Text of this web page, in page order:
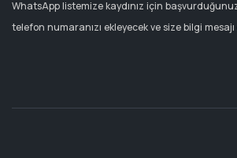
WhatsApp listemize kaydınız için
telefon numaranızı ekleyecek ve size bilgi